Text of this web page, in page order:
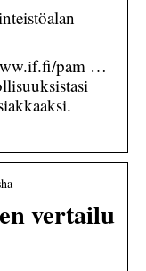
pam …
vertailu